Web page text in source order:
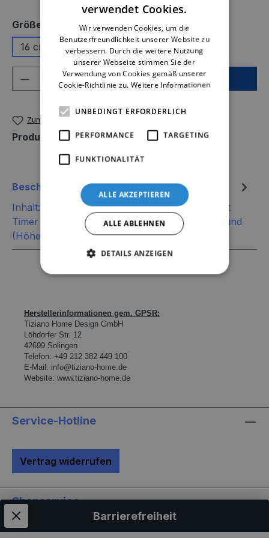
Größe auswählen
16 cm
20 cm
Produkt Anzahl: Gib den
In den Warenkorb
Zum Merkzettel hinzufügen
Produktnummer:SW12852.1
Beschreibung
Inhalt:Deko Just Married Paar mit LED Band mit
Timer für 2x AAA BatterienVarianten: sitzend rund
(Höhe: 16 cm) oder stehend…Mehr
Herstellerinformationen gem. GPSR:
Tiziano Home Design GmbH
öhdorfer Str. 12
42699 Solingen
Telefon: +49 212 382 449 100
E-Mail: info@tiziano-home.de
Website: www.tiziano-home.de
Service-Hotline
Vertrag widerrufen
Shopservice
Informationen
Barrierefreiheit
verwendet Cookies.
Wir verwenden Cookies, um die
Benutzerfreundlichkeit unserer Website zu
verbessern. Durch die weitere Nutzung
unserer Webseite stimmen Sie der
Verwendung von Cookies gemäß unserer
Cookie-Richtlinie zu.Weitere Informationen
UNBEDINGT ERFORDERLICH
PERFORMANCE TARGETING
FUNKTIONALITÄT
ALLE AKZEPTIEREN
ALLE ABLEHNEN
DETAILS ANZEIGEN